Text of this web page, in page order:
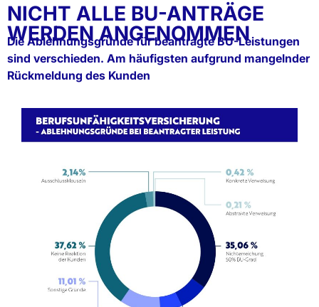
NICHT ALLE BU-ANTRÄGE
WERDEN ANGENOMMEN
Die Ablehnungsgründe für beantragte BU-Leistungen
sind verschieden. Am häufigsten aufgrund mangelnder
Rückmeldung des Kunden